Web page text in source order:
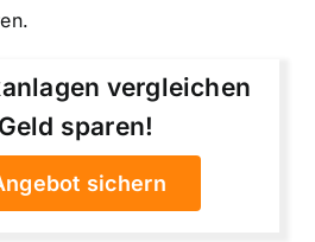
vergleichen
sparen!
sichern